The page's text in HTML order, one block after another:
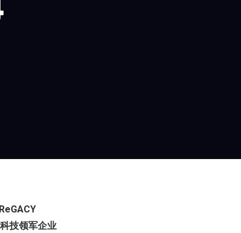
技领军企业